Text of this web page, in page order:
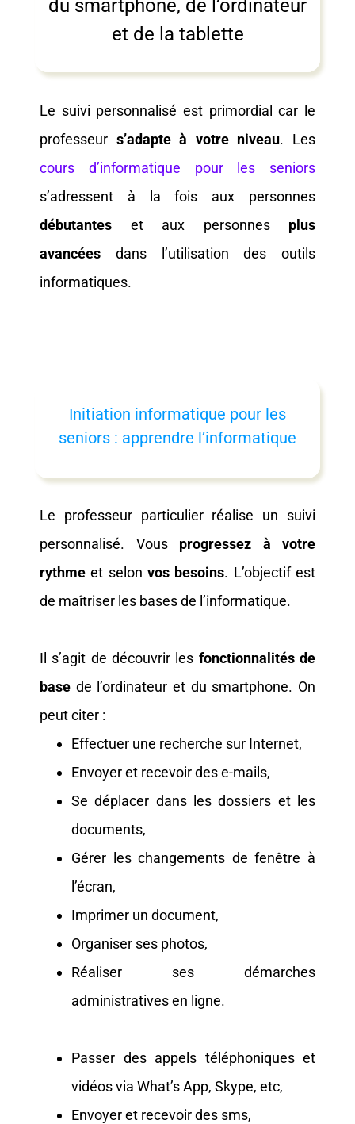
du smartphone, de l’ordinateur
et de la tablette
Le suivi personnalisé est primordial car le
professeur s’adapte à votre niveau. Les
cours d’informatique pour les seniors
s’adressent à la fois aux personnes
débutantes et aux personnesplus
avancées dans l’utilisation des outils
informatiques.
Le professeur particulier réalise un suivi
personnalisé. Vous progressez à votre
rythme et selon vos besoins. L’objectif est
de maîtriser les bases de l’informatique.
Il s’agit de découvrir les fonctionnalités de
base de l’ordinateur et du smartphone. On
peut citer :
Effectuer une recherche sur Internet,
Envoyer et recevoir des e-mails,
Se déplacer dans les dossiers et les
documents,
Gérer les changements de fenêtre à
l’écran,
Imprimer un document,
Organiser ses photos,
Réaliser ses démarches
administratives en ligne.
Passer des appels téléphoniques et
vidéos via What’s App, Skype, etc,
Envoyer et recevoir des sms,
Initiation informatique pour les
seniors : apprendre l’informatique